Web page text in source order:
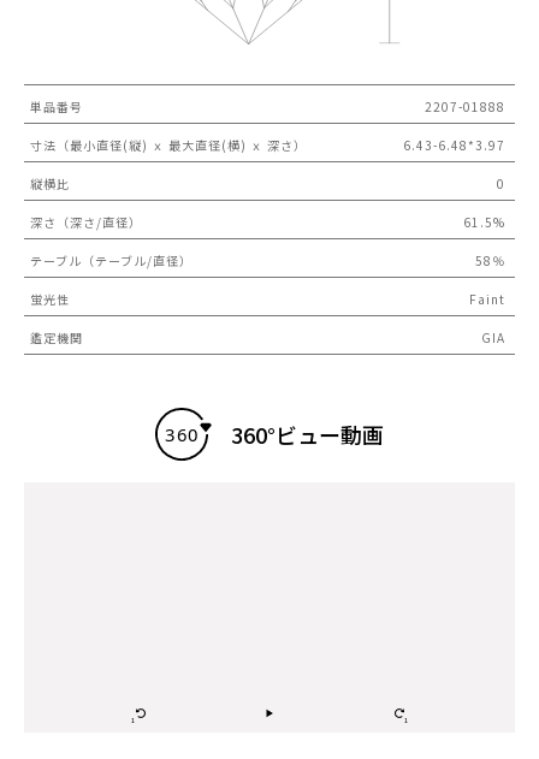
単品番号 2207-01888
寸法（最小直径(縦) ｘ 最大直径(横) ｘ 深さ） 6.43-6.48*3.97
縦横比 0
深さ（深さ/直径） 61.5%
テーブル（テーブル/直径） 58％
蛍光性 Faint
鑑定機関 GIA
360°ビュー動画